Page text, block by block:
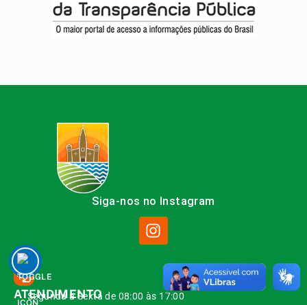
Siga-nos no Instagram
ATENDIMENTO
Segunda à Sexta de 08:00 às 17:00